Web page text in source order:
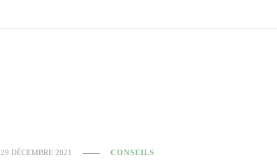
29 DÉCEMBRE 2021 CONSEILS